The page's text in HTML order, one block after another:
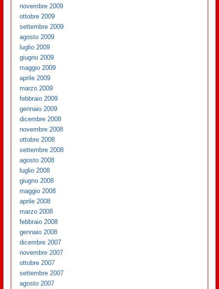
novembre 2009
ottobre 2009
settembre 2009
agosto 2009
luglio 2009
giugno 2009
maggio 2009
aprile 2009
marzo 2009
febbraio 2009
gennaio 2009
dicembre 2008
novembre 2008
ottobre 2008
settembre 2008
agosto 2008
luglio 2008
giugno 2008
maggio 2008
aprile 2008
marzo 2008
febbraio 2008
gennaio 2008
dicembre 2007
novembre 2007
ottobre 2007
settembre 2007
agosto 2007